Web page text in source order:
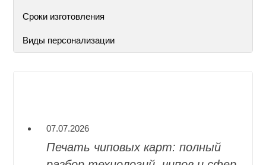
Сроки изготовления
Виды персонализации
07.07.2026
Печать чиповых карт: полный